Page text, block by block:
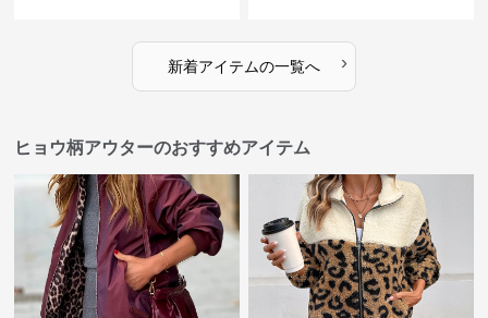
新着アイテムの一覧へ ›
ヒョウ柄アウターのおすすめアイテム